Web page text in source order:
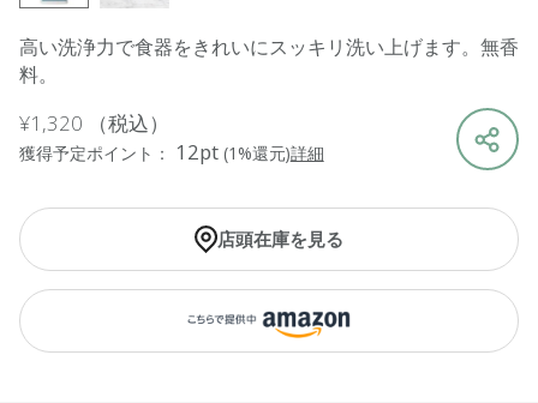
高い洗浄力で食器をきれいにスッキリ洗い上げます。無香
料。
¥1,320 （税込）
獲得予定ポイント： 12pt (1%還元)詳細
店頭在庫を見る